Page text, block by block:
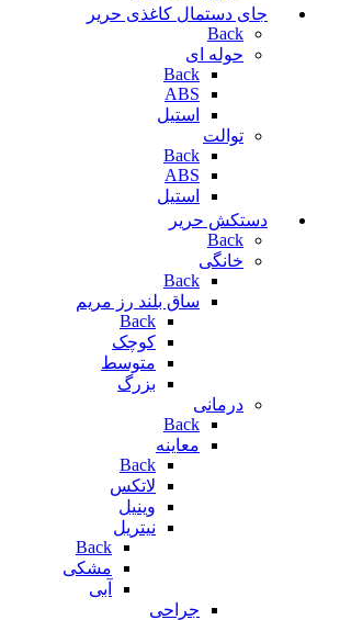
جای دستمال کاغذی حریر
Back
حوله ای
Back
ABS
استیل
توالت
Back
ABS
استیل
دستکش حریر
Back
خانگی
Back
ساق بلند رز مریم
Back
کوچک
متوسط
بزرگ
درمانی
Back
معاینه
Back
لاتکس
وینیل
نیتریل
Back
مشکی
آبی
جراحی